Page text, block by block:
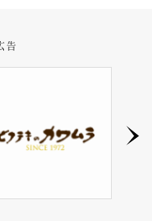
告